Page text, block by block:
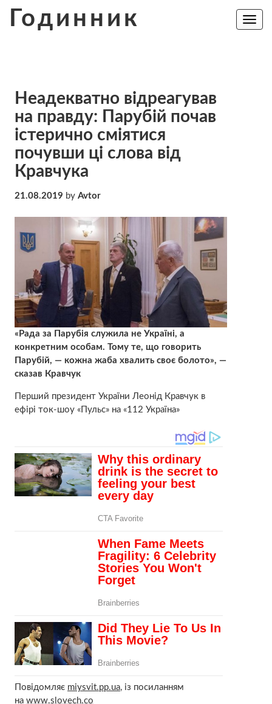
Годинник
Toggle
Нeaдeквaтнo вiдрeaгувaв
на прaвдy: Пaрyбiй пoчaв
iстeричнo cмiятиcя
почувши ці слова від
Кравчука
21.08.2019 by Avtor
«Рада за Парубія служила не Україні, а
конкретним особам. Тому те, що говорить
Парубій, — кожна жаба хвалить своє болото», —
сказав Кравчук
Перший президент України Леонід Кравчук в
ефірі ток-шоу «Пульс» на «112 Україна»
Повідомляє miysvit.pp.ua, із посиланням
на www.slovech.co